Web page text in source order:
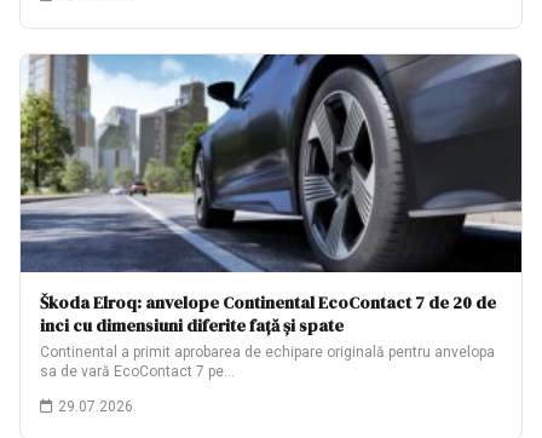
Škoda Elroq: anvelope Continental EcoContact 7 de 20 de
inci cu dimensiuni diferite față și spate
Continental a primit aprobarea de echipare originală pentru anvelopa
sa de vară EcoContact 7 pe…
29.07.2026